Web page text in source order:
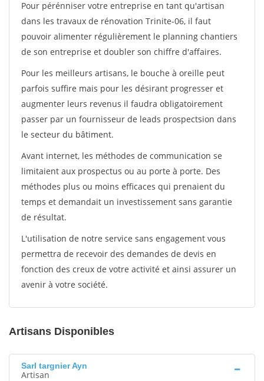
Pour pérénniser votre entreprise en tant qu'artisan
dans les travaux de rénovation Trinite-06, il faut
pouvoir alimenter régulièrement le planning chantiers
de son entreprise et doubler son chiffre d'affaires.
Pour les meilleurs artisans, le bouche à oreille peut
parfois suffire mais pour les désirant progresser et
augmenter leurs revenus il faudra obligatoirement
passer par un fournisseur de leads prospectsion dans
le secteur du bâtiment.
Avant internet, les méthodes de communication se
limitaient aux prospectus ou au porte à porte. Des
méthodes plus ou moins efficaces qui prenaient du
temps et demandait un investissement sans garantie
de résultat.
L'utilisation de notre service sans engagement vous
permettra de recevoir des demandes de devis en
fonction des creux de votre activité et ainsi assurer un
avenir à votre société.
Artisans Disponibles
Sarl targnier Ayn
Artisan